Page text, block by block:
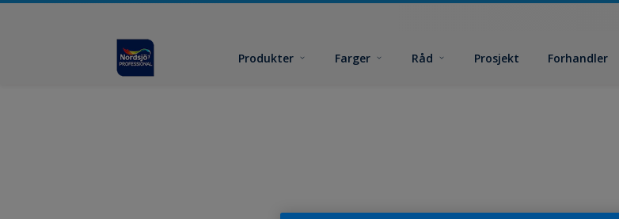
Produkter Farger Råd Prosjekt Forhandler